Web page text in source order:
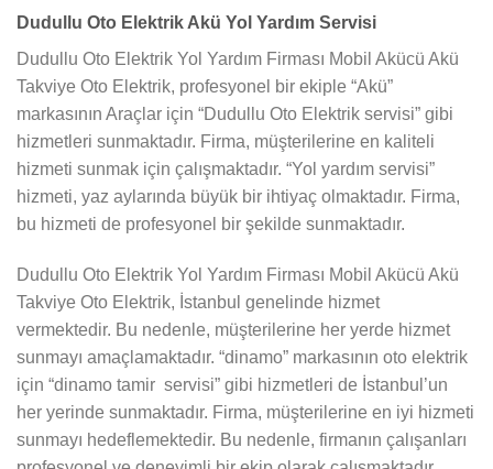
Dudullu Oto Elektrik Akü Yol Yardım Servisi
Dudullu Oto Elektrik Yol Yardım Firması Mobil Akücü Akü
Takviye Oto Elektrik, profesyonel bir ekiple “Akü”
markasının Araçlar için “Dudullu Oto Elektrik servisi” gibi
hizmetleri sunmaktadır. Firma, müşterilerine en kaliteli
hizmeti sunmak için çalışmaktadır. “Yol yardım servisi”
hizmeti, yaz aylarında büyük bir ihtiyaç olmaktadır. Firma,
bu hizmeti de profesyonel bir şekilde sunmaktadır.
Dudullu Oto Elektrik Yol Yardım Firması Mobil Akücü Akü
Takviye Oto Elektrik, İstanbul genelinde hizmet
vermektedir. Bu nedenle, müşterilerine her yerde hizmet
sunmayı amaçlamaktadır. “dinamo” markasının oto elektrik
için “dinamo tamir servisi” gibi hizmetleri de İstanbul’un
her yerinde sunmaktadır. Firma, müşterilerine en iyi hizmeti
sunmayı hedeflemektedir. Bu nedenle, firmanın çalışanları